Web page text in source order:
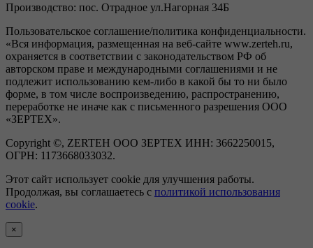
Производство: пос. Отрадное ул.Нагорная 34Б
Пользовательское соглашение/политика конфиденциальности.
«Вся информация, размещенная на веб-сайте www.zerteh.ru,
охраняется в соответствии с законодательством РФ об
авторском праве и международными соглашениями и не
подлежит использованию кем-либо в какой бы то ни было
форме, в том числе воспроизведению, распространению,
переработке не иначе как с письменного разрешения ООО
«ЗЕРТЕХ».
Copyright ©, ZERTEH ООО ЗЕРТЕХ ИНН: 3662250015,
ОГРН: 1173668033032.
Этот сайт использует cookie для улучшения работы.
Продолжая, вы соглашаетесь с политикой использования
cookie.
×